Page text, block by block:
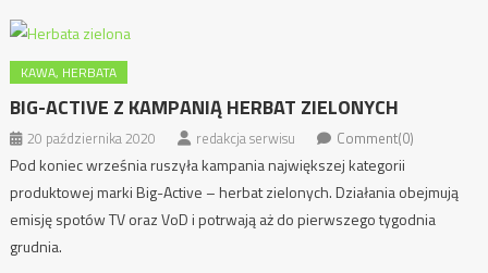
KAWA, HERBATA
BIG-ACTIVE Z KAMPANIĄ HERBAT ZIELONYCH
20 października 2020 redakcja serwisu Comment(0)
Pod koniec września ruszyła kampania największej kategorii
produktowej marki Big-Active – herbat zielonych. Działania obejmują
emisję spotów TV oraz VoD i potrwają aż do pierwszego tygodnia
grudnia.